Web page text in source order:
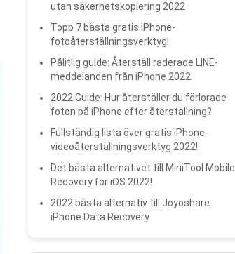
utan säkerhetskopiering 2022
Topp 7 bästa gratis iPhone-
fotoåterställningsverktyg!
Pålitlig guide: Återställ raderade LINE-
meddelanden från iPhone 2022
2022 Guide: Hur återställer du förlorade
foton på iPhone efter återställning?
Fullständig lista över gratis iPhone-
videoåterställningsverktyg 2022!
Det bästa alternativet till MiniTool Mobile
Recovery för iOS 2022!
2022 bästa alternativ till Joyoshare
iPhone Data Recovery